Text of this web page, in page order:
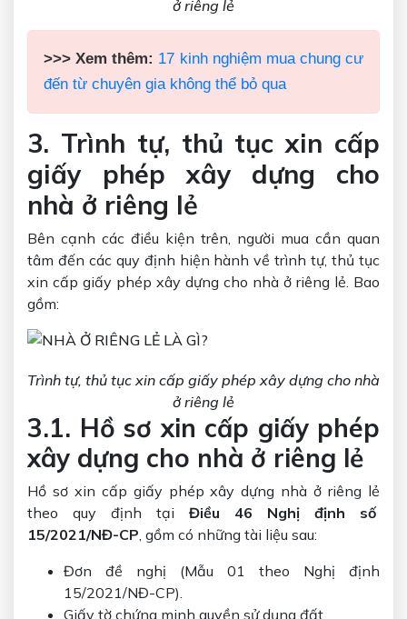
ở riêng lẻ
>>> Xem thêm: 17 kinh nghiệm mua chung cư
đến từ chuyên gia không thể bỏ qua
3. Trình tự, thủ tục xin cấp
giấy phép xây dựng cho
nhà ở riêng lẻ
Bên cạnh các điều kiện trên, người mua cần quan
tâm đến các quy định hiện hành về trình tự, thủ tục
xin cấp giấy phép xây dựng cho nhà ở riêng lẻ. Bao
gồm:
Trình tự, thủ tục xin cấp giấy phép xây dựng cho nhà
ở riêng lẻ
3.1. Hồ sơ xin cấp giấy phép
xây dựng cho nhà ở riêng lẻ
Hồ sơ xin cấp giấy phép xây dựng nhà ở riêng lẻ
theo quy định tại Điều 46 Nghị định số
15/2021/NĐ-CP, gồm có những tài liệu sau:
Đơn đề nghị (Mẫu 01 theo Nghị định
15/2021/NĐ-CP).
Giấy tờ chứng minh quyền sử dụng đất.